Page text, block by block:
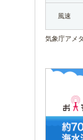
風速
気象庁アメ